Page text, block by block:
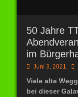
50 Jahre
im
Posted
Juni 3, 2021
Viele alte
bei dieser